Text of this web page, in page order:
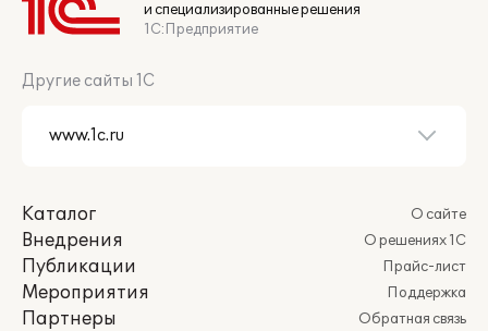
и специализированные решения
1С:Предприятие
Другие сайты 1С
Каталог
Внедрения
Публикации
Мероприятия
Партнеры
О сайте
О решениях 1С
Прайс-лист
Поддержка
Обратная связь